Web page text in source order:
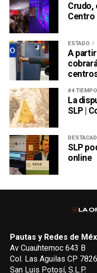
Crudo,
Centro
ESTADO
A
#4
La
SLP |
SLP
online
Pautas y Redes de
Av Cuauhtemoc 643 B
Col. Las Aguilas CP
San Luis Potosí, S.L.P.